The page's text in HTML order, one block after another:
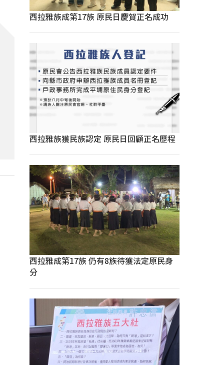
西拉雅族成第17族 原民日慶賀正名成功
西拉雅族獲民族認定 原民日回顧正名歷程
西拉雅成第17族 仍有8族待獲法定原民身
分